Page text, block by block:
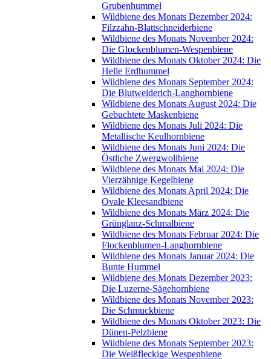
Grubenhummel
Wildbiene des Monats Dezember 2024:
Filzzahn-Blattschneiderbiene
Wildbiene des Monats November 2024:
Die Glockenblumen-Wespenbiene
Wildbiene des Monats Oktober 2024: Die
Helle Erdhummel
Wildbiene des Monats September 2024:
Die Blutweiderich-Langhornbiene
Wildbiene des Monats August 2024: Die
Gebuchtete Maskenbiene
Wildbiene des Monats Juli 2024: Die
Metallische Keulhornbiene
Wildbiene des Monats Juni 2024: Die
Östliche Zwergwollbiene
Wildbiene des Monats Mai 2024: Die
Vierzähnige Kegelbiene
Wildbiene des Monats April 2024: Die
Ovale Kleesandbiene
Wildbiene des Monats März 2024: Die
Grünglanz-Schmalbiene
Wildbiene des Monats Februar 2024: Die
Flockenblumen-Langhornbiene
Wildbiene des Monats Januar 2024: Die
Bunte Hummel
Wildbiene des Monats Dezember 2023:
Die Luzerne-Sägehornbiene
Wildbiene des Monats November 2023:
Die Schmuckbiene
Wildbiene des Monats Oktober 2023: Die
Dünen-Pelzbiene
Wildbiene des Monats September 2023:
Die Weißfleckige Wespenbiene